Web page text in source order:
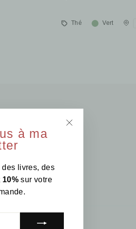
à ma
des livres, des
10% sur votre
Thé Vert